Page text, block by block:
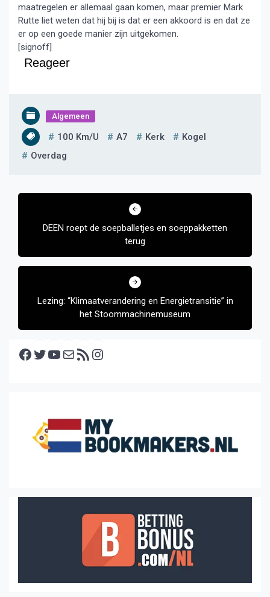
maatregelen er allemaal gaan komen, maar premier Mark
Rutte liet weten dat hij bij is dat er een akkoord is en dat ze
er op een goede manier zijn uitgekomen.
[signoff]
Reageer
Algemeen
100 Km/u A7 Kerk
Kogel
Overdag
Bericht
DEEN roept de soepballetjes en soeppakketten
terug
Lezing: “Klimaatverandering en Energietransitie” in
het Stoommachinemuseum
Facebook Twitter YouTube E-mail RSS feed